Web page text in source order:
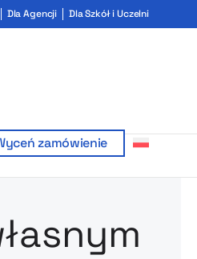
Dla Agencji Dla Szkół i Uczelni
zamówienie
i